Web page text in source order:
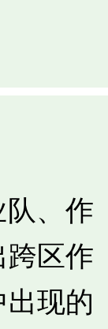
、作
区作
现的